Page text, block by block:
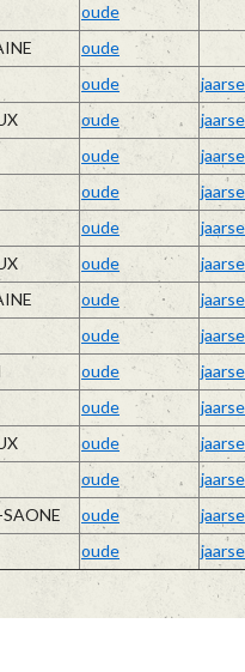
oude
oude
oude
jaarse
oude
jaarse
oude
jaarse
oude
jaarse
oude
jaarse
oude
jaarse
oude
jaarse
oude
jaarse
oude
jaarse
oude
jaarse
oude
jaarse
oude
jaarse
oude
jaarse
oude jaarse